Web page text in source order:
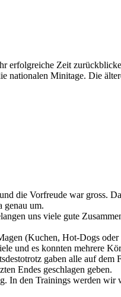
erfolgreiche Zeit
Minitage. Die
die Vorfreude war gross.
genau um.
uns viele gute
(Kuchen, Hot-Dogs
und es konnten mehrere
gaben alle auf
Endes geschlagen geben.
In den Trainings werden